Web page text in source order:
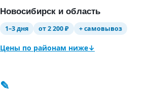
Новосибирск и область
1–3 дня от 2 200 ₽ + самовывоз
Цены по районам ниже↓
✎︎